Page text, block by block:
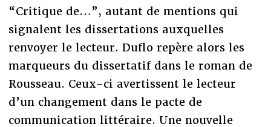
“Critique de…”, autant de mentions qui
signalent les dissertations auxquelles
renvoyer le lecteur. Duflo repère alors les
marqueurs du dissertatif dans le roman de
Rousseau. Ceux-ci avertissent le lecteur
d’un changement dans le pacte de
communication littéraire. Une nouvelle